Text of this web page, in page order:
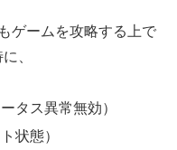
ゲームを攻略する上で
、
タス異常無効）
状態）